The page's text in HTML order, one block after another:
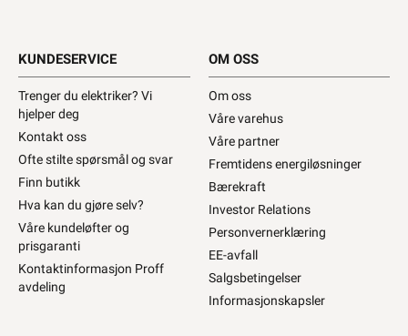
KUNDESERVICE
Trenger du elektriker? Vi
hjelper deg
Kontakt oss
Ofte stilte spørsmål og svar
Finn butikk
Hva kan du gjøre selv?
Våre kundeløfter og
prisgaranti
Kontaktinformasjon Proff
avdeling
OM OSS
Om oss
Våre varehus
Våre partner
Fremtidens energiløsninger
Bærekraft
Investor Relations
Personvernerklæring
EE-avfall
Salgsbetingelser
Informasjonskapsler